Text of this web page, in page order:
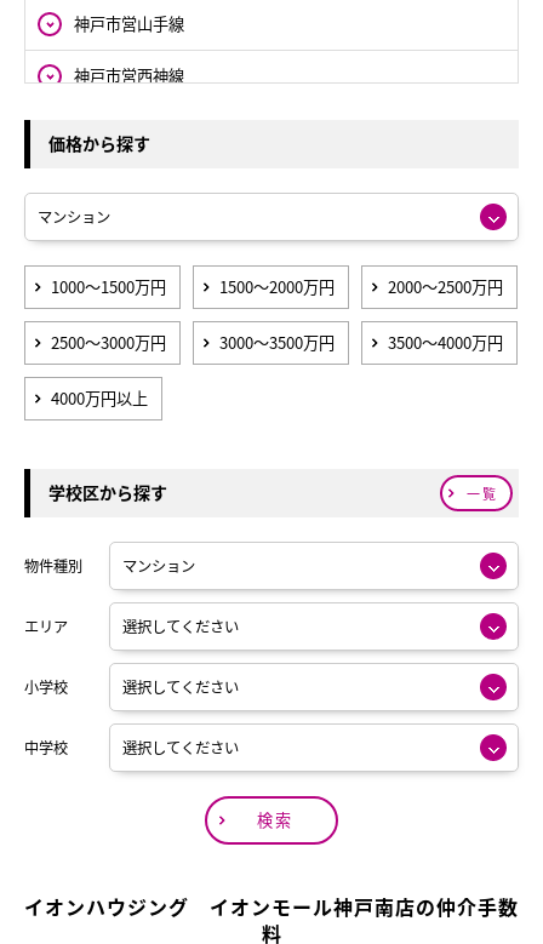
神戸市営山手線
神戸市営西神線
JR東海道本線
神戸市営海岸線
神鉄三田線
神戸高速南北線
価格から探す
1000～1500万円 1500～2000万円 2000～2500万円
2500～3000万円 3000～3500万円 3500～4000万円
4000万円以上
学校区から探す 一覧
物件種別
エリア
小学校
中学校
検索
イオンハウジング イオンモール神戸南店の仲介手数
料